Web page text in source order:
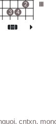
3 4
2
cntxn,